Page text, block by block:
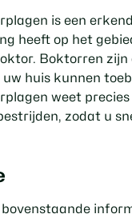
is een
heeft op het
Boktorren zijn
huis kunnen
weet precies
zodat u
bovenstaande